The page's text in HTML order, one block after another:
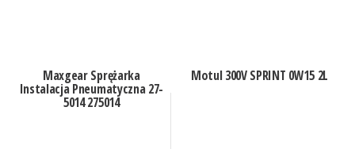
Maxgear Sprężarka
Instalacja Pneumatyczna 27-
5014 275014
Motul 300V SPRINT 0W15 2L